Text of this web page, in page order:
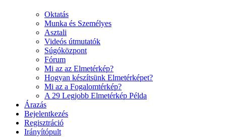
Oktatás
Munka és Személyes
Asztali
Videós útmutatók
Súgóközpont
Fórum
Mi az az Elmetérkép?
Hogyan készítsünk Elmetérképet?
Mi az a Fogalomtérkép?
A 29 Legjobb Elmetérkép Példa
Árazás
Bejelentkezés
Regisztráció
Irányítópult